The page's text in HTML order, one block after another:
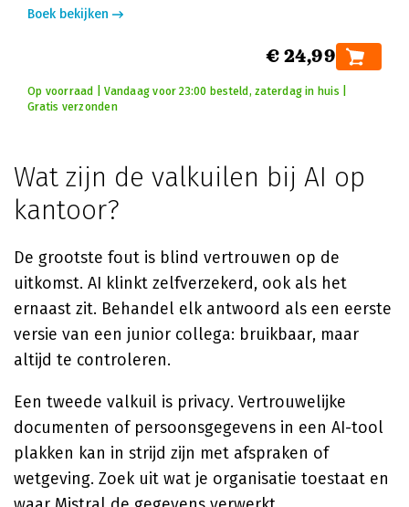
Boek bekijken
€ 24,99
Op voorraad | Vandaag voor 23:00 besteld, zaterdag in huis |
Gratis verzonden
Wat zijn de valkuilen bij AI op
kantoor?
De grootste fout is blind vertrouwen op de
uitkomst. AI klinkt zelfverzekerd, ook als het
ernaast zit. Behandel elk antwoord als een eerste
versie van een junior collega: bruikbaar, maar
altijd te controleren.
Een tweede valkuil is privacy. Vertrouwelijke
documenten of persoonsgegevens in een AI-tool
plakken kan in strijd zijn met afspraken of
wetgeving. Zoek uit wat je organisatie toestaat en